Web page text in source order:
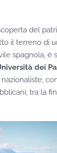
del
il terreno di
spagnola, è
dei
tra la